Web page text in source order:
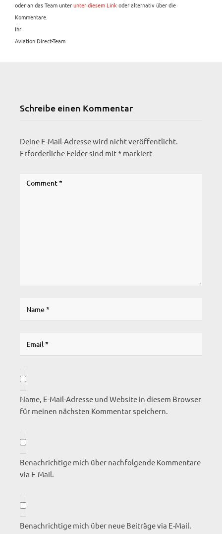
oder an das Team unterunter diesem Link oder alternativ über die
Kommentare.
Ihr
Aviation.Direct-Team
Schreibe einen Kommentar
Deine E-Mail-Adresse wird nicht veröffentlicht.
Erforderliche Felder sind mit* markiert
Name, E-Mail-Adresse und Website in diesem Browser
für meinen nächsten Kommentar speichern.
Benachrichtige mich über nachfolgende Kommentare
via E-Mail.
Benachrichtige mich über neue Beiträge via E-Mail.